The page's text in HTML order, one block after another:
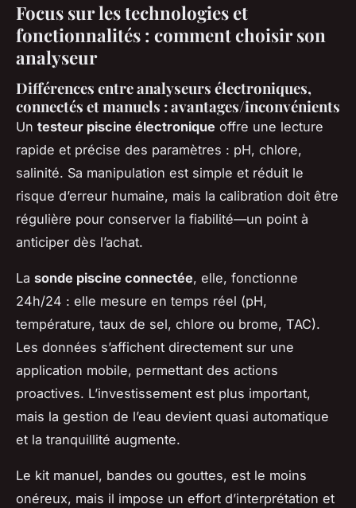
Focus sur les technologies et
fonctionnalités : comment choisir son
analyseur
Différences entre analyseurs électroniques,
connectés et manuels : avantages/inconvénients
Un testeur piscine électronique offre une lecture
rapide et précise des paramètres : pH, chlore,
salinité. Sa manipulation est simple et réduit le
risque d’erreur humaine, mais la calibration doit être
régulière pour conserver la fiabilité—un point à
anticiper dès l’achat.
La sonde piscine connectée, elle, fonctionne
24h/24 : elle mesure en temps réel (pH,
température, taux de sel, chlore ou brome, TAC).
Les données s’affichent directement sur une
application mobile, permettant des actions
proactives. L’investissement est plus important,
mais la gestion de l’eau devient quasi automatique
et la tranquillité augmente.
Le kit manuel, bandes ou gouttes, est le moins
onéreux, mais il impose un effort d’interprétation et